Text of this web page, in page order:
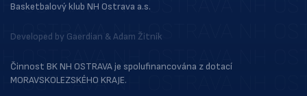
Basketbalový klub NH Ostrava a.s.
Developed by Gaerdian &Adam Žitník
Činnost BK NH OSTRAVA je spolufinancována z dotací
MORAVSKOLEZSKÉHO KRAJE.